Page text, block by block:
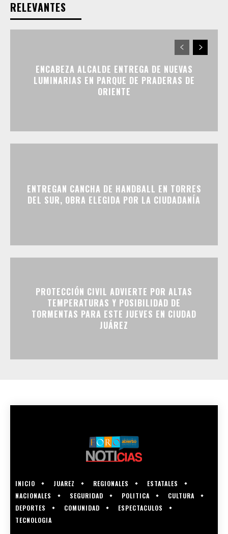
RELEVANTES
ENCABEZA ALCALDE ENTREGA DE NUEVAS
LUMINARIAS EN PARQUE DE PRADERAS DE
ORIENTE
ENTREGAN CANCHA DE HANDBALL EN TORRES
DEL SUR, OBRA ELEGIDA POR LA CIUDADANÍA
PROTECCIÓN CIVIL ADVIERTE POR ALTAS
TEMPERATURAS Y POSIBILIDAD DE
TORMENTAS PARA ESTE JUEVES EN CIUDAD
JUÁREZ
INICIO JUAREZ REGIONALES
ESTATALES
NACIONALES
SEGURIDAD POLITICA
CULTURA
DEPORTES
COMUNIDAD
ESPECTACULOS
TECNOLOGIA